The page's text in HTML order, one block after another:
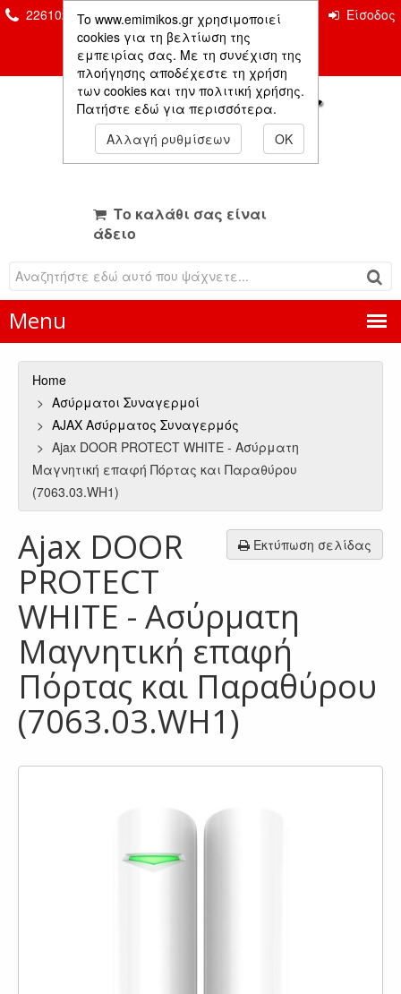
To www.emimikos.gr χρησιμοποιεί
cookies για τη βελτίωση της
εμπειρίας σας. Με τη συνέχιση της
πλοήγησης αποδέχεστε τη χρήση
των cookies και την πολιτική χρήσης.
Πατήστε εδώ για περισσότερα.
Αλλαγή ρυθμίσεων
OK
2261026435 & 2261081666 Επικοινωνία
Είσοδος
Μέλους
Το καλάθι σας είναι
άδειο
Menu
Home
Ασύρματοι Συναγερμοί
AJAX Ασύρματος Συναγερμός
Ajax DOOR PROTECT WHITE - Ασύρματη
Μαγνητική επαφή Πόρτας και Παραθύρου
(7063.03.WH1)
Εκτύπωση σελίδας
Ajax DOOR
PROTECT
WHITE - Ασύρματη
Μαγνητική επαφή
Πόρτας και Παραθύρου
(7063.03.WH1)